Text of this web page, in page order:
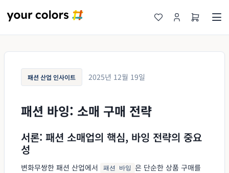
패션 산업 인사이트 2025년 12월 19일
패션 바잉: 소매 구매 전략
서론: 패션 소매업의 핵심, 바잉 전략의 중요
성
변화무쌍한 패션 산업에서 패션 바잉 은 단순한 상품 구매를